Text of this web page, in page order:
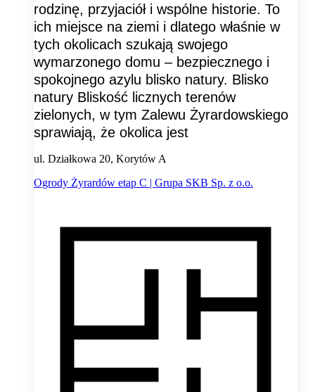
rodzinę, przyjaciół i wspólne historie. To
ich miejsce na ziemi i dlatego właśnie w
tych okolicach szukają swojego
wymarzonego domu – bezpiecznego i
spokojnego azylu blisko natury. Blisko
natury Bliskość licznych terenów
zielonych, w tym Zalewu Żyrardowskiego
sprawiają, że okolica jest
ul. Działkowa 20, Korytów A
Ogrody Żyrardów etap C | Grupa SKB Sp. z o.o.